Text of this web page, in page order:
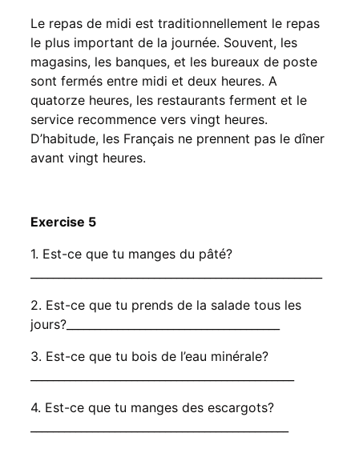
Le repas de midi est tra­ditionnellement le repas
le plus important de la journée. Souvent, les
magasins, les banques, et les bureaux de poste
sont fermés entre midi et deux heures. A
quatorze heures, les restaurants ferment et le
service recommence vers vingt heures.
D’habitude, les Français ne prennent pas le dîner
avant vingt heures.
Exercise 5
1. Est-ce que tu manges du pâté?
2. Est-ce que tu prends de la salade tous les
jours?______________________________________
3. Est-ce que tu bois de l’eau minérale?
4. Est-ce que tu manges des escargots?